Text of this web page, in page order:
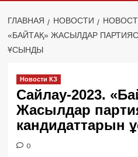
ГЛАВНАЯ НОВОСТИ
«БАЙТАҚ» ЖАСЫЛДАР
ҰСЫНДЫ
Новости КЗ
Сайлау-2023.
Жасылдар
кандидаттарын
0